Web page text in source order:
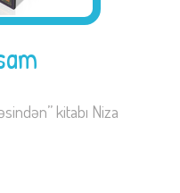
kitabı Niza